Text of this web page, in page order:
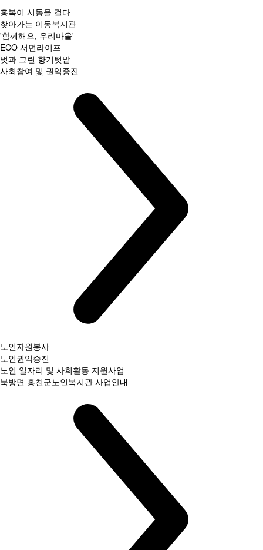
홍복이 시동을 걸다
찾아가는 이동복지관
'함께해요, 우리마을'
ECO 서면라이프
벗과 그린 향기텃밭
사회참여 및 권익증진
노인자원봉사
노인권익증진
노인 일자리 및 사회활동 지원사업
북방면 홍천군노인복지관 사업안내